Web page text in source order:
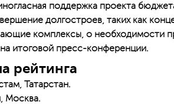
поддержка проекта
долгостроев, таких как
комплексы, о необходимости
итоговой пресс-конференции.
рейтинга
Татарстан.
Москва.